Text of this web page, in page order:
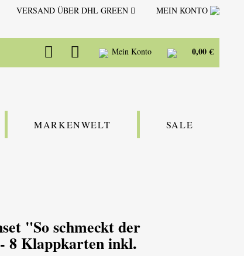
VERSAND ÜBER DHL GREEN MEIN KONTO
Mein Konto 0,00 €
MARKENWELT SALE
"So schmeckt der
8 Klappkarten inkl.